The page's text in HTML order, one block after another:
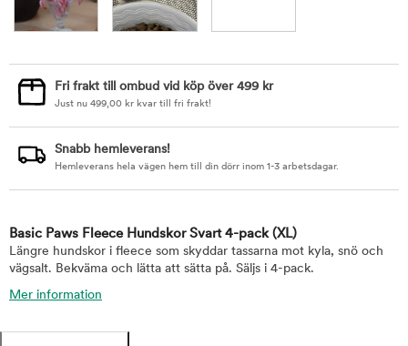
Fri frakt till ombud vid köp över 499 kr
Just nu 499,00 kr kvar till fri frakt!
Snabb hemleverans!
Hemleverans hela vägen hem till din dörr inom 1-3 arbetsdagar.
Basic Paws Fleece Hundskor Svart 4-pack (XL)
Längre hundskor i fleece som skyddar tassarna mot kyla, snö och
vägsalt. Bekväma och lätta att sätta på. Säljs i 4-pack.
Mer information